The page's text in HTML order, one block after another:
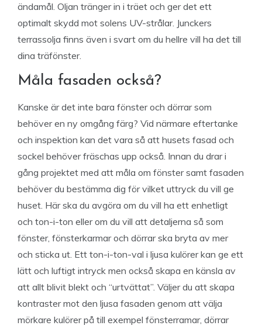
ändamål. Oljan tränger in i träet och ger det ett
optimalt skydd mot solens UV-strålar. Junckers
terrassolja finns även i svart om du hellre vill ha det till
dina träfönster.
Måla fasaden också?
Kanske är det inte bara fönster och dörrar som
behöver en ny omgång färg? Vid närmare eftertanke
och inspektion kan det vara så att husets fasad och
sockel behöver fräschas upp också. Innan du drar i
gång projektet med att måla om fönster samt fasaden
behöver du bestämma dig för vilket uttryck du vill ge
huset. Här ska du avgöra om du vill ha ett enhetligt
och ton-i-ton eller om du vill att detaljerna så som
fönster, fönsterkarmar och dörrar ska bryta av mer
och sticka ut. Ett ton-i-ton-val i ljusa kulörer kan ge ett
lätt och luftigt intryck men också skapa en känsla av
att allt blivit blekt och “urtvättat”. Väljer du att skapa
kontraster mot den ljusa fasaden genom att välja
mörkare kulörer på till exempel fönsterramar, dörrar